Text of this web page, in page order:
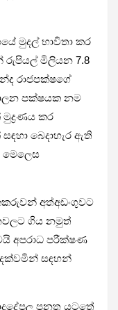
මුදල් භාවිතා කර
රුපියල් මිලියන 7.8
රාජපක්ෂගේ
පක්ෂයක නම
කර
‌බෙදාහැර ඇති
මෙලෙස
අත්අඩංගුවට
ගිය නමුත්
අපරාධ පරීක්ෂණ
සඳහන්
පනත යටතේ